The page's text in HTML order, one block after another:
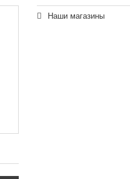
Наши магазины